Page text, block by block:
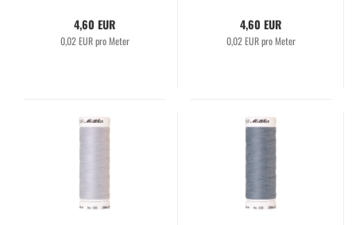
4,60 EUR
0,02 EUR pro Meter
4,60 EUR
0,02 EUR pro Meter